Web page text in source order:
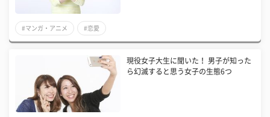
#マンガ・アニメ #恋愛
現役女子大生に聞いた！ 男子が知った
ら幻滅すると思う女子の生態6つ